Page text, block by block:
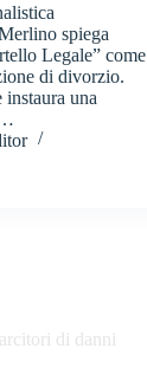
spiega
Legale” come
di divorzio.
una
di danni